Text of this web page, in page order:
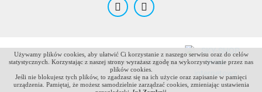
Używamy plików cookies, aby ułatwić Ci korzystanie z naszego serwisu oraz do celów
statystycznych. Korzystając z naszej strony wyrażasz zgodę na wykorzystywanie przez nas
plików cookies.
Jeśli nie blokujesz tych plików, to zgadzasz się na ich użycie oraz zapisanie w pamięci
urządzenia. Pamiętaj, że możesz samodzielnie zarządzać cookies, zmieniając ustawienia
ANTCLABS
Sklep internetowy na oprogramowaniu Sky-Shop.pl